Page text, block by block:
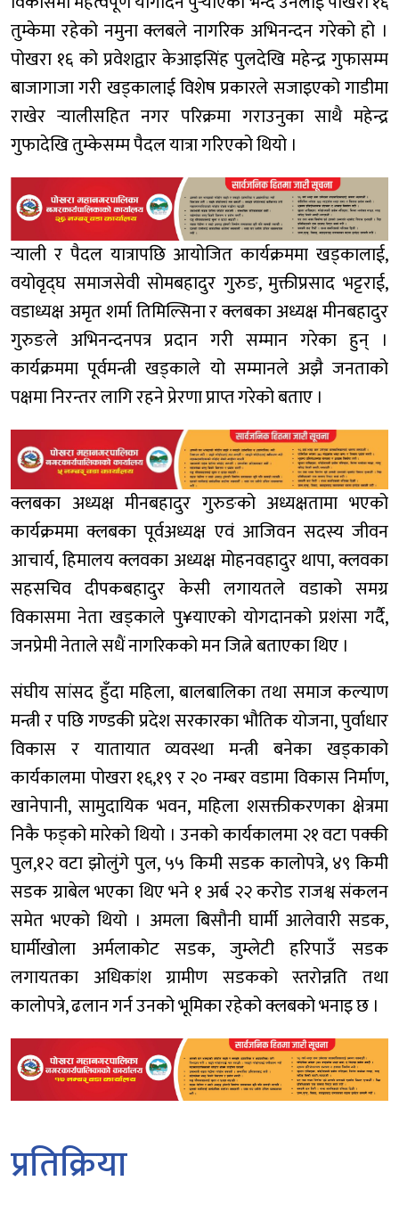
तुम्केमा रहेको नमुना क्लबले नागरिक अभिनन्दन गरेको हो ।
पोखरा १६ को प्रवेशद्वार केआइसिंह पुलदेखि महेन्द्र गुफासम्म
बाजागाजा गरी खड्कालाई विशेष प्रकारले सजाइएको गाडीमा
राखेर र्‍यालीसहित नगर परिक्रमा गराउनुका साथै महेन्द्र
गुफादेखि तुम्केसम्म पैदल यात्रा गरिएको थियो ।
र्‍याली र पैदल यात्रापछि आयोजित कार्यक्रममा खड्कालाई,
वयोवृद्घ समाजसेवी सोमबहादुर गुरुङ, मुक्तीप्रसाद भट्टराई,
वडाध्यक्ष अमृत शर्मा तिमिल्सिना र क्लबका अध्यक्ष मीनबहादुर
गुरुङले अभिनन्दनपत्र प्रदान गरी सम्मान गरेका हुन् ।
कार्यक्रममा पूर्वमन्त्री खड्काले यो सम्मानले अझै जनताको
पक्षमा निरन्तर लागि रहने प्रेरणा प्राप्त गरेको बताए ।
क्लबका अध्यक्ष मीनबहादुर गुरुङको अध्यक्षतामा भएको
कार्यक्रममा क्लबका पूर्वअध्यक्ष एवं आजिवन सदस्य जीवन
आचार्य, हिमालय क्लवका अध्यक्ष मोहनवहादुर थापा, क्लवका
सहसचिव दीपकबहादुर केसी लगायतले वडाको समग्र
विकासमा नेता खड्काले पु¥याएको योगदानको प्रशंसा गर्दै,
जनप्रेमी नेताले सधैं नागरिकको मन जित्ने बताएका थिए ।
संघीय सांसद हुँदा महिला, बालबालिका तथा समाज कल्याण
मन्त्री र पछि गण्डकी प्रदेश सरकारका भौतिक योजना, पुर्वाधार
विकास र यातायात व्यवस्था मन्त्री बनेका खड्काको
कार्यकालमा पोखरा १६,१९ र २० नम्बर वडामा विकास निर्माण,
खानेपानी, सामुदायिक भवन, महिला शसक्तीकरणका क्षेत्रमा
निकै फड्को मारेको थियो । उनको कार्यकालमा २१ वटा पक्की
पुल,१२ वटा झोलुंगे पुल, ५५ किमी सडक कालोपत्रे, ४९ किमी
सडक ग्राबेल भएका थिए भने १ अर्ब २२ करोड राजश्व संकलन
समेत भएको थियो । अमला बिसौनी घार्मी आलेवारी सडक,
घार्मीखोला अर्मलाकोट सडक, जुम्लेटी हरिपाउँ सडक
लगायतका अधिकांश ग्रामीण सडकको स्तरोन्नति तथा
कालोपत्रे, ढलान गर्न उनको भूमिका रहेको क्लबको भनाइ छ ।
प्रतिक्रिया